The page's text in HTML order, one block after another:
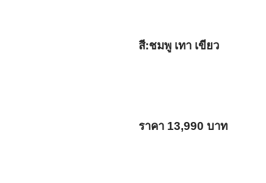
สี:ชมพู เทา เขียว
ราคา 13,990 บาท